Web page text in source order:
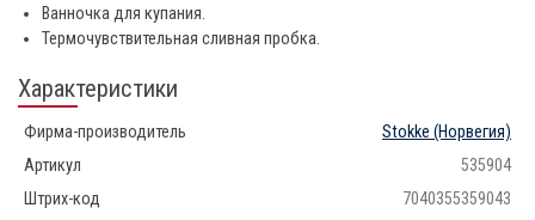
Ванночка для купания.
Термочувствительная сливная пробка.
Характеристики
Фирма-производитель Stokke (Норвегия)
Артикул
535904
Штрих-код
7040355359043